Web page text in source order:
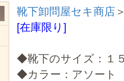
靴下卸問屋セキ商店
[在庫限り]
◆靴下のサイズ：１
◆カラー：アソート